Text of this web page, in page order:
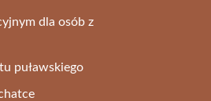
dla osób z
puławskiego